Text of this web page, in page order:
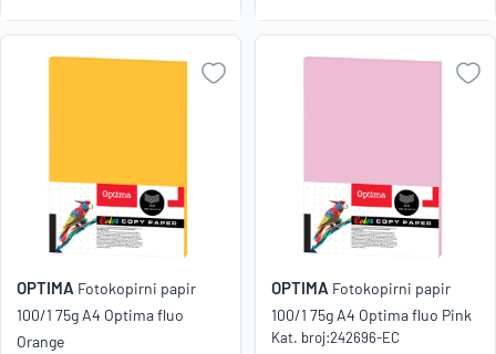
OPTIMA Fotokopirni papir
100/1 75g A4 Optima fluo
Orange
OPTIMA Fotokopirni papir
100/1 75g A4 Optima fluo Pink
Kat. broj:242696-EC